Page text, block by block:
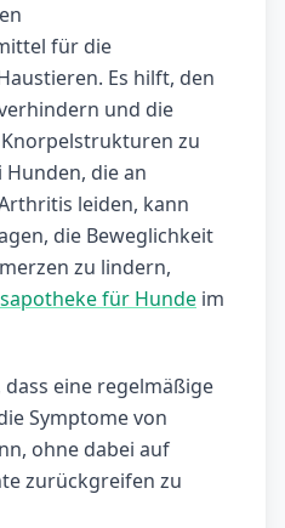
für die
Es hilft, den
und die
zu
die an
leiden, kann
die Beweglichkeit
zu lindern,
für Hunde im
eine regelmäßige
Symptome von
ohne dabei auf
zurückgreifen zu